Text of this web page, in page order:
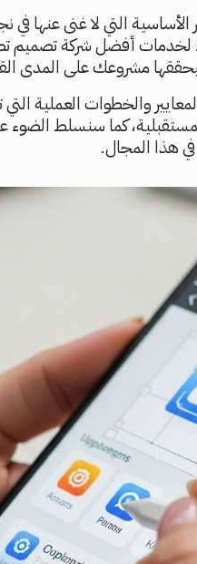
التي لا غنى عنها
لخدمات أفضل شركة تصميم
مشروعك على المدى
والخطوات العملية التي
كما سنسلط الضوء
في هذا المجال.